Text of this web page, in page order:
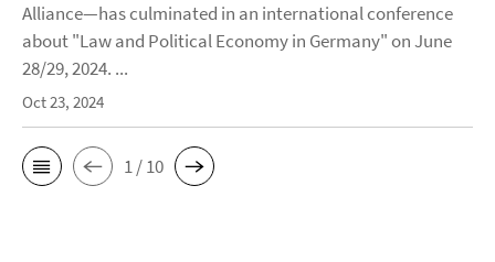
Alliance—has culminated in an international conference
about "Law and Political Economy in Germany" on June
28/29, 2024. ...
Oct 23, 2024
1 / 10